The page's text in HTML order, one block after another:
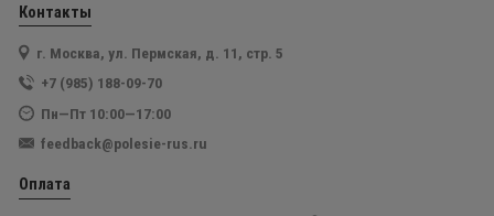
Контакты
г. Москва, ул. Пермская, д. 11, стр. 5
+7 (985) 188-09-70
Пн—Пт 10:00—17:00
feedback@polesie-rus.ru
Оплата